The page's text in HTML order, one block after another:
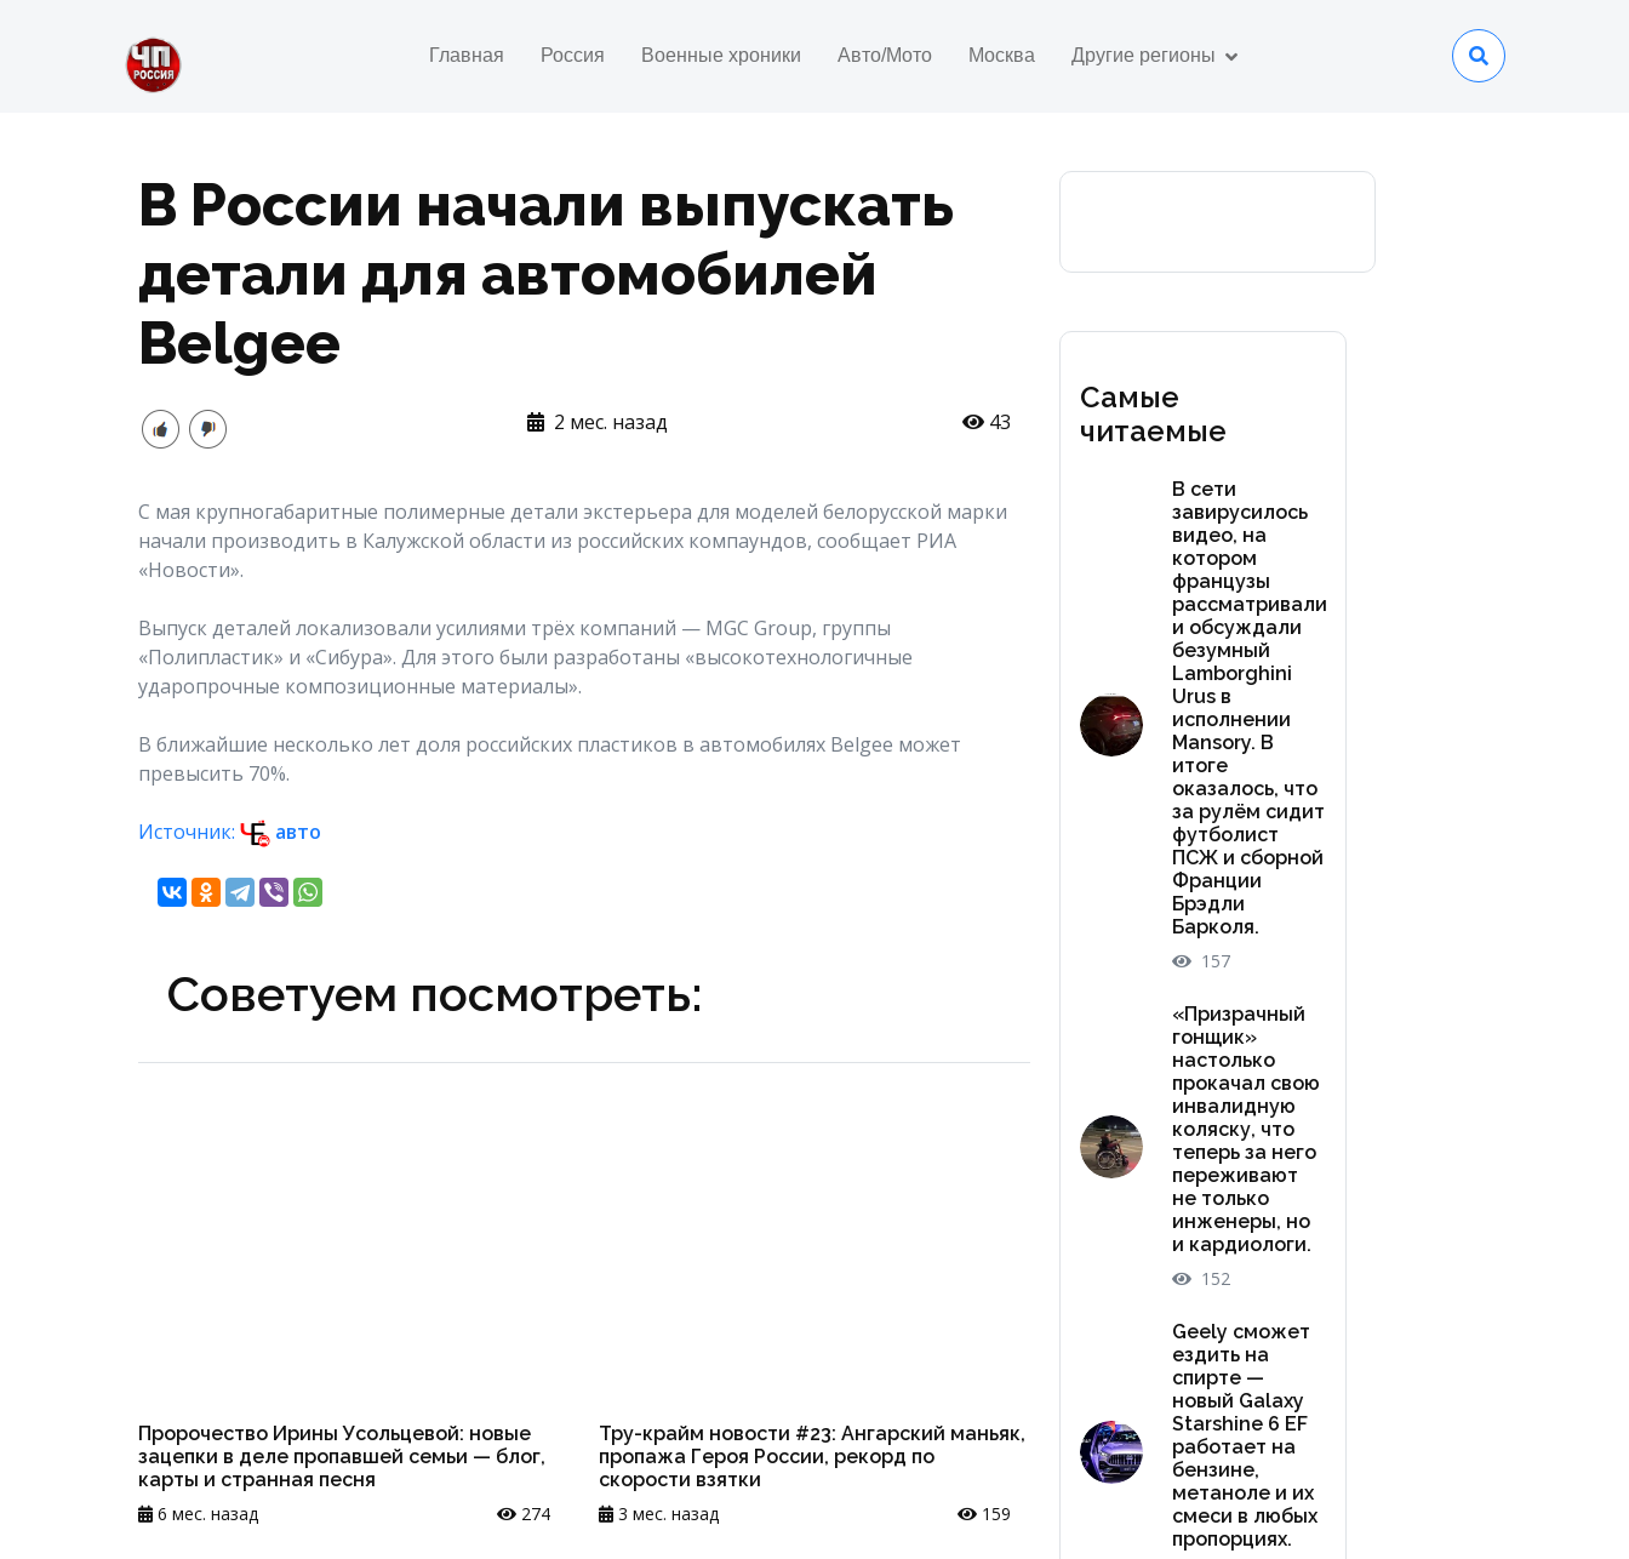
Главная Россия Военные хроники Авто/Мото Москва Другие регионы
В России начали выпускать
детали для автомобилей
Belgee
2 мес. назад 43
С мая крупногабаритные полимерные детали экстерьера для моделей белорусской марки
начали производить в Калужской области из российских компаундов, сообщает РИА
«Новости».
Выпуск деталей локализовали усилиями трёх компаний — MGC Group, группы
«Полипластик» и «Сибура». Для этого были разработаны «высокотехнологичные
ударопрочные композиционные материалы».
В ближайшие несколько лет доля российских пластиков в автомобилях Belgee может
превысить 70%.
Источник: авто
Советуем посмотреть:
Пророчество Ирины Усольцевой: новые
зацепки в деле пропавшей семьи — блог,
карты и странная песня
6 мес. назад
274
Тру-крайм новости #23: Ангарский маньяк,
пропажа Героя России, рекорд по
скорости взятки
3 мес. назад
159
Самые
читаемые
В сети
завирусилось
видео, на
котором
французы
рассматривали
и обсуждали
безумный
Lamborghini
Urus в
исполнении
Mansory. В
итоге
оказалось, что
за рулём сидит
футболист
ПСЖ и сборной
Франции
Брэдли
Барколя.
157
«Призрачный
гонщик»
настолько
прокачал свою
инвалидную
коляску, что
теперь за него
переживают
не только
инженеры, но
и кардиологи.
152
Geely сможет
ездить на
спирте —
новый Galaxy
Starshine 6 EF
работает на
бензине,
метаноле и их
смеси в любых
пропорциях.